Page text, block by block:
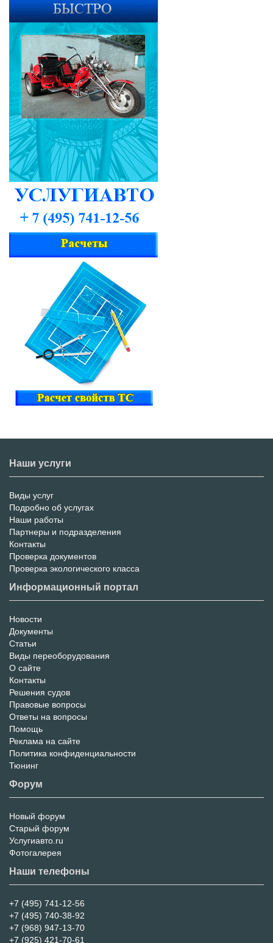
Наши услуги
Меню
услуг
Виды услуг
Подробно об услугах
Наши работы
Партнеры и подразделения
Контакты
Проверка документов
Проверка экологического класса
Информационный портал
Информационный
Портал
Новости
Документы
Статьи
Виды переоборудования
О сайте
Контакты
Решения судов
Правовые вопросы
Ответы на вопросы
Помощь
Реклама на сайте
Политика конфиденциальности
Тюнинг
Форум
Форум
Новый форум
Старый форум
Услугиавто.ru
Фотогалерея
Наши телефоны
+7 (495) 741-12-56
+7 (495) 740-38-92
+7 (968) 947-13-70
+7 (925) 421-70-61